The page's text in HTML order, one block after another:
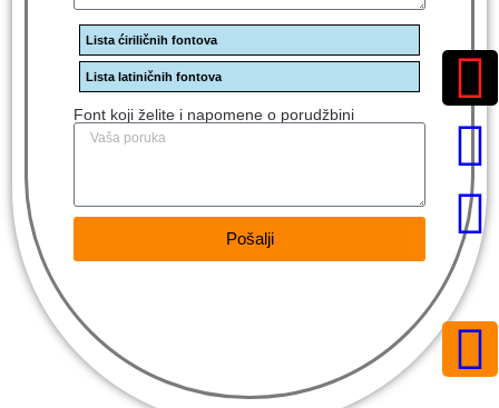
Lista ćiriličnih fontova
Lista latiničnih fontova
Font koji želite i napomene o porudžbini
Pošalji